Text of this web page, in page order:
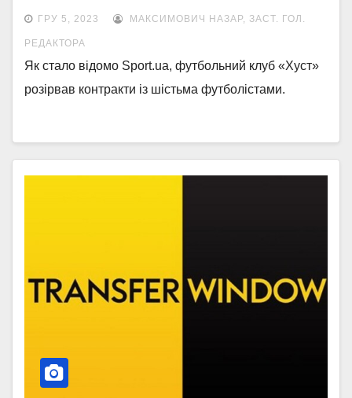
ГРУ 5, 2023 МАКСИМОВИЧ НАЗАР, ЗАСТ. ГОЛ.
РЕДАКТОРА
Як стало відомо Sport.ua, футбольний клуб «Хуст»
розірвав контракти із шістьма футболістами.